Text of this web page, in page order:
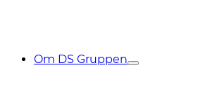
Om DS Gruppen